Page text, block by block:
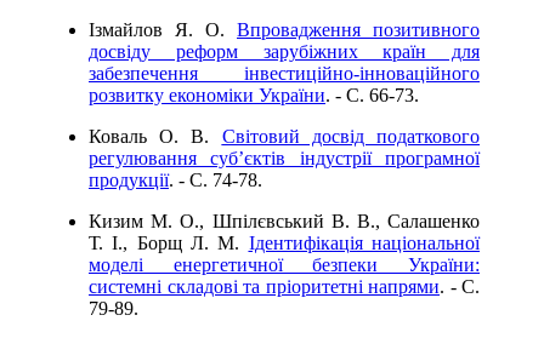
Ізмайлов Я. О. Впровадження позитивного
досвіду реформ зарубіжних країн для
забезпечення інвестиційно-інноваційного
розвитку економіки України. - C. 66-73.
Коваль О. В. Світовий досвід податкового
регулювання суб’єктів індустрії програмної
продукції. - C. 74-78.
Кизим М. О., Шпілєвський В. В., Салашенко
Т. І., Борщ Л. М. Ідентифікація національної
моделі енергетичної безпеки України:
системні складові та пріоритетні напрями. - C.
79-89.